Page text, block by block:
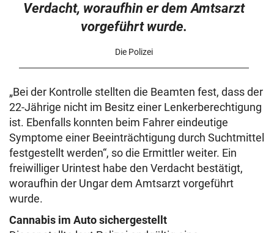
Verdacht, woraufhin er dem Amtsarzt
vorgeführt wurde.
Die Polizei
„Bei der Kontrolle stellten die Beamten fest, dass der
22-Jährige nicht im Besitz einer Lenkerberechtigung
ist. Ebenfalls konnten beim Fahrer eindeutige
Symptome einer Beeinträchtigung durch Suchtmittel
festgestellt werden“, so die Ermittler weiter. Ein
freiwilliger Urintest habe den Verdacht bestätigt,
woraufhin der Ungar dem Amtsarzt vorgeführt
wurde.
Cannabis im Auto sichergestellt